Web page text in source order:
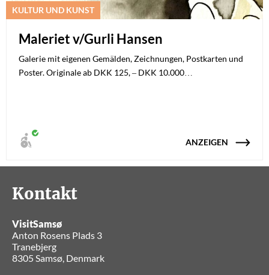
KULTUR UND KUNST
Maleriet v/Gurli Hansen
Galerie mit eigenen Gemälden, Zeichnungen, Postkarten und
Poster. Originale ab DKK 125, – DKK 10.000…
ANZEIGEN
Kontakt
VisitSamsø
Anton Rosens Plads 3
Tranebjerg
8305 Samsø, Denmark